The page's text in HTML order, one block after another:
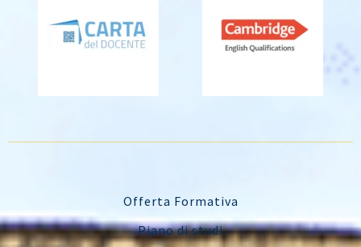
Offerta Formativa
Piano di studi